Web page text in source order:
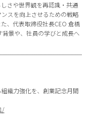
さや世界観を再認識・共通
スを向上させるための戦略
、代表取締役社長CEO 倉橋
景や、社員の学びと成長へ
織力強化を、創業記念月間